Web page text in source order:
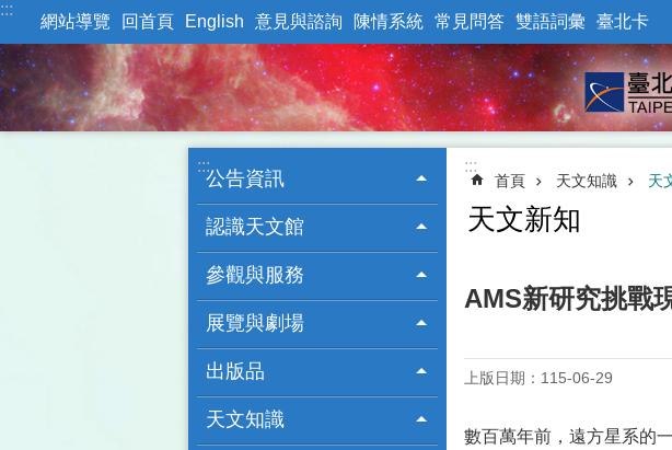
跳到主要內容區塊
:::
網站導覽 回首頁 English 意見與諮詢 陳情系統 常見問答 雙語詞彙 臺北卡
:::
公告資訊
認識天文館
參觀與服務
展覽與劇場
出版品
天文知識
:::
首頁 天文知識 天
天文新知
AMS新研究挑戰
上版日期：115-06-29
數百萬年前，遠方星系的